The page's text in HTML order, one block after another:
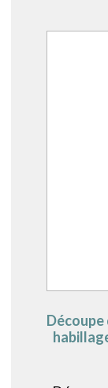
Découpe